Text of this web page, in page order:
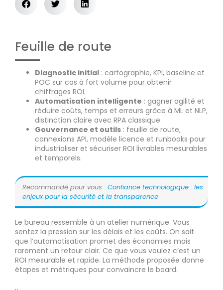
Feuille de route
Diagnostic initial : cartographie, KPI, baseline et
POC sur cas à fort volume pour obtenir
chiffrages ROI.
Automatisation intelligente : gagner agilité et
réduire coûts, temps et erreurs grâce à ML et NLP,
distinction claire avec RPA classique.
Gouvernance et outils : feuille de route,
connexions API, modèle licence et runbooks pour
industrialiser et sécuriser ROI livrables mesurables
et temporels.
Recommandé pour vous : Confiance technologique : les
enjeux pour la sécurité et la transparence
Le bureau ressemble à un atelier numérique. Vous
sentez la pression sur les délais et les coûts. On sait
que l’automatisation promet des économies mais
rarement un retour clair. Ce que vous voulez c’est un
ROI mesurable et rapide. La méthode proposée donne
étapes et métriques pour convaincre le board.